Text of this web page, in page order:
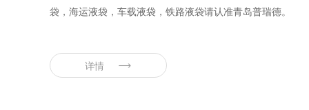
袋，海运液袋，车载液袋，铁路液袋请认准青岛普瑞德。
详情